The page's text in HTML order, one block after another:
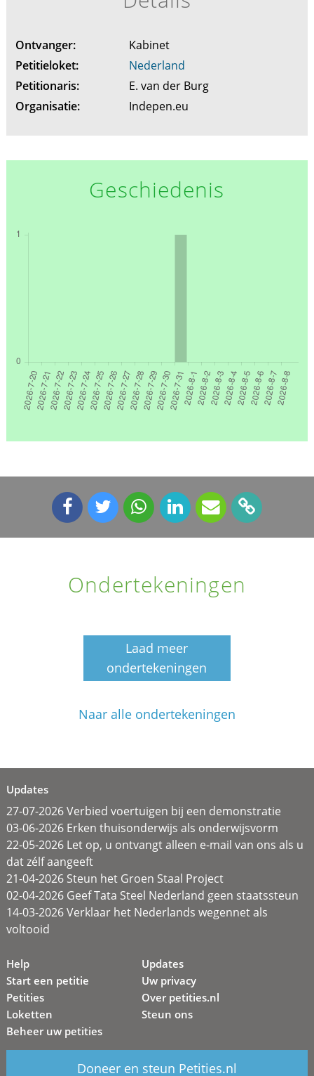
Ontvanger:
Kabinet
Petitieloket:
Nederland
Petitionaris:
E. van der Burg
Organisatie:
Indepen.eu
Geschiedenis
Ondertekeningen
Laad meer
ondertekeningen
Naar alle ondertekeningen
Updates
27-07-2026 Verbied voertuigen bij een demonstratie
03-06-2026 Erken thuisonderwijs als onderwijsvorm
22-05-2026 Let op, u ontvangt alleen e-mail van ons als u
dat zélf aangeeft
21-04-2026 Steun het Groen Staal Project
02-04-2026 Geef Tata Steel Nederland geen staatssteun
14-03-2026 Verklaar het Nederlands wegennet als
voltooid
Help
Start een petitie
Petities
Loketten
Beheer uw petities
Updates
Uw privacy
Over petities.nl
Steun ons
Doneer en steun Petities.nl